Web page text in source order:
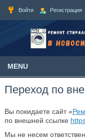
Войти Регистрация
MENU
Переход по
Вы покидаете сайт «
по внешней ссылке
Мы не несем